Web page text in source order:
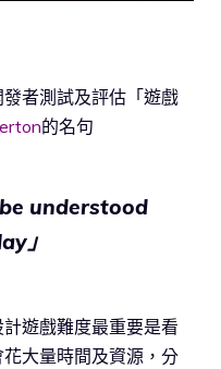
者測試及評估「遊戲
的名句
be understood
」
遊戲難度最重要是看
大量時間及資源，分